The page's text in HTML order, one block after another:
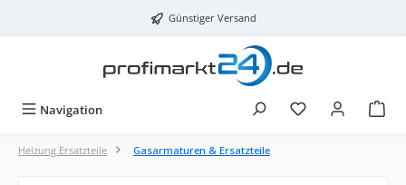
Günstiger Versand
Navigation
Heizung Ersatzteile Gasarmaturen & Ersatzteile